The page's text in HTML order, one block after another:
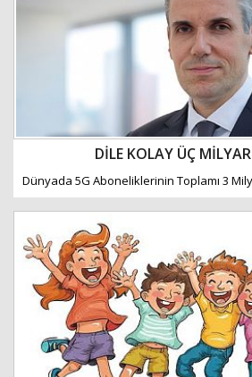
DİLE KOLAY ÜÇ
Dünyada 5G Aboneliklerinin Toplamı 3